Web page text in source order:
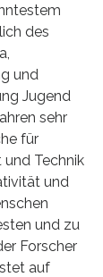
des
und
Jugend
sehr
für
Technik
und
und zu
Forscher
auf